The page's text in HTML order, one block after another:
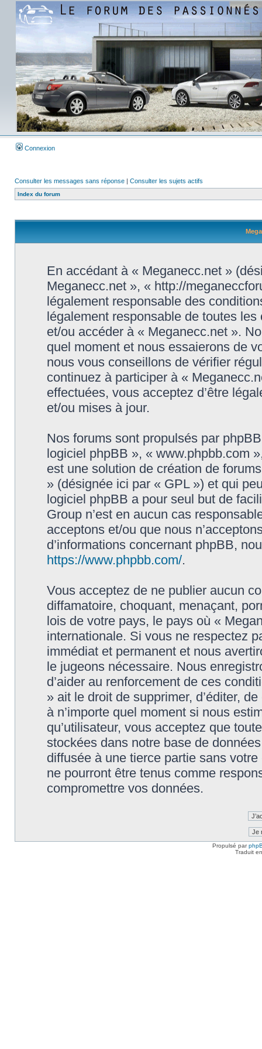
Connexion
Consulter les messages sans réponse | Consulter les sujets actifs
Index du forum
En accédant à « Meganecc.net »
Meganecc.net », « http://
légalement responsable des
légalement responsable de toutes
et/ou accéder à « Meganecc.net ».
quel moment et nous essaierons de
nous vous conseillons de vérifier
continuez à participer à «
effectuées, vous acceptez d’être
et/ou mises à jour.
Nos forums sont propulsés par
logiciel phpBB », « www.phpbb.com
est une solution de création de
» (désignée ici par « GPL ») et qui
logiciel phpBB a pour seul but de
Group n’est en aucun cas
acceptons et/ou que nous
d’informations concernant phpBB,
https://www.phpbb.com/.
Vous acceptez de ne publier aucun
diffamatoire, choquant, menaçant,
lois de votre pays, le pays où «
internationale. Si vous ne respectez
immédiat et permanent et nous
le jugeons nécessaire. Nous
d’aider au renforcement de ces
» ait le droit de supprimer, d’éditer,
à n’importe quel moment si nous
qu’utilisateur, vous acceptez que
stockées dans notre base de
diffusée à une tierce partie sans
ne pourront être tenus comme
compromettre vos données.
Propulsé par
Traduit